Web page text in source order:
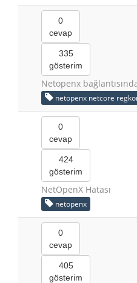
0
cevap
335
gösterim
Netopenx
netopenx netcore
0
cevap
424
gösterim
NetOpenX Hatası
netopenx
0
cevap
405
gösterim